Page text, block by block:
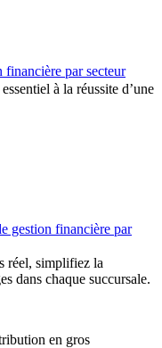
financière par secteur
à la réussite d’une
gestion financière par
réel, simplifiez la
dans chaque succursale.
en gros